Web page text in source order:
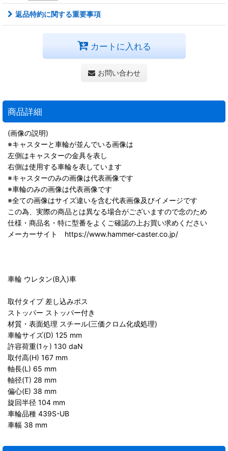
返品特約に関する重要事項
カートに入れる
お問い合わせ
商品詳細
(画像の説明)
※キャスターと車輪が並んでいる画像は
左側はキャスターの金具を表し
右側は使用する車輪を表しています
※キャスターのみの画像は代表画像です
※車輪のみの画像は代表画像です
※全ての画像はサイズ違いを含む代表画像及びイメージです
この為、実際の商品とは異なる場合がございますので念のため
仕様・商品名・特に型番をよくご確認の上お買い求めください
メーカーサイト https://www.hammer-caster.co.jp/
車輪 ウレタン(B入)車
取付タイプ 差し込みボス
ストッパー ストッパー付き
材質・表面処理 スチール(三価クロム化成処理)
車輪サイズ(D) 125 mm
許容荷重(1ヶ) 130 daN
取付高(H) 167 mm
軸長(L) 65 mm
軸径(T) 28 mm
偏心(E) 38 mm
旋回半径 104 mm
車輪品種 439S-UB
車幅 38 mm